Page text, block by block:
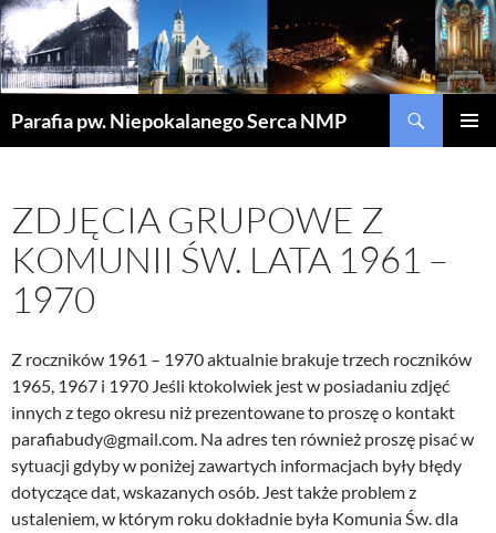
Parafia pw. Niepokalanego Serca NMP
ZDJĘCIA GRUPOWE Z
KOMUNII ŚW. LATA 1961 –
1970
Z roczników 1961 – 1970 aktualnie brakuje trzech roczników
1965, 1967 i 1970 Jeśli ktokolwiek jest w posiadaniu zdjęć
innych z tego okresu niż prezentowane to proszę o kontakt
parafiabudy@gmail.com. Na adres ten również proszę pisać w
sytuacji gdyby w poniżej zawartych informacjach były błędy
dotyczące dat, wskazanych osób. Jest także problem z
ustaleniem, w którym roku dokładnie była Komunia Św. dla